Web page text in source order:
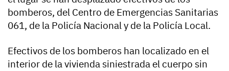
bomberos, del Centro de Emergencias Sanitarias
061, de la Policía Nacional y de la Policía Local.
Efectivos de los bomberos han localizado en el
interior de la vivienda siniestrada el cuerpo sin